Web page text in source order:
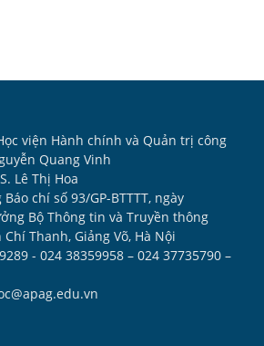
viện Hành chính và Quản trị công
Quang Vinh
Lê Thị Hoa
chí số 93/GP-BTTTT, ngày
Bộ Thông tin và Truyền thông
Thanh, Giảng Võ, Hà Nội
- 024 38359958 – 024 37735790 –